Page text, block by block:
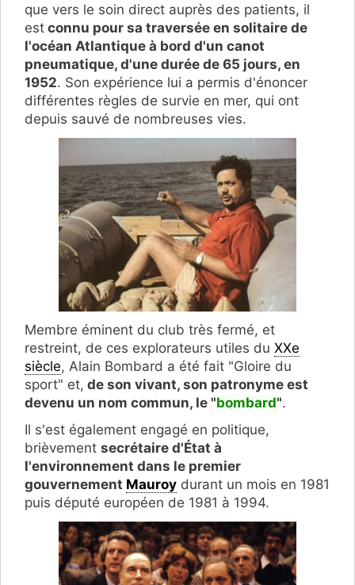
que vers le soin direct auprès des patients, il
est connu pour sa traversée en solitaire de
l'océan Atlantique à bord d'un canot
pneumatique, d'une durée de 65 jours, en
1952. Son expérience lui a permis d'énoncer
différentes règles de survie en mer, qui ont
depuis sauvé de nombreuses vies.
Membre éminent du club très fermé, et
restreint, de ces explorateurs utiles du XXe
siècle, Alain Bombard a été fait "Gloire du
sport" et, de son vivant, son patronyme est
devenu un nom commun, le "bombard".
Il s'est également engagé en politique,
brièvement secrétaire d'État à
l'environnement dans le premier
gouvernement Mauroy durant un mois en 1981
puis député européen de 1981 à 1994.